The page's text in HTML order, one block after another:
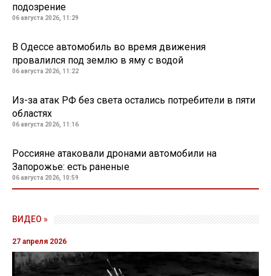
подозрение
06 августа 2026, 11:29
В Одессе автомобиль во время движения
провалился под землю в яму с водой
06 августа 2026, 11:22
Из-за атак РФ без света остались потребители в пяти
областях
06 августа 2026, 11:16
Россияне атаковали дронами автомобили на
Запорожье: есть раненые
06 августа 2026, 10:59
ВИДЕО »
27 апреля 2026